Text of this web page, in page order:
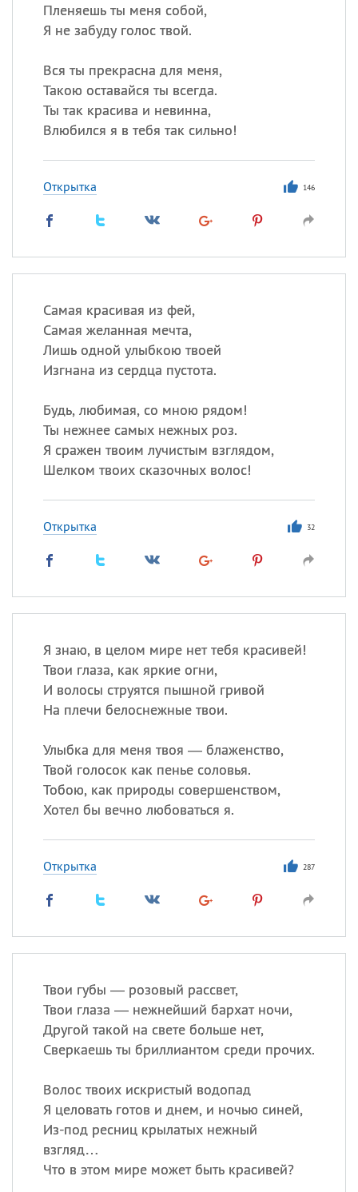
Пленяешь ты меня собой,
Я не забуду голос твой.
Вся ты прекрасна для меня,
Такою оставайся ты всегда.
Ты так красива и невинна,
Влюбился я в тебя так сильно!
Открытка 146
Самая красивая из фей,
Самая желанная мечта,
Лишь одной улыбкою твоей
Изгнана из сердца пустота.
Будь, любимая, со мною рядом!
Ты нежнее самых нежных роз.
Я сражен твоим лучистым взглядом,
Шелком твоих сказочных волос!
Открытка 32
Я знаю, в целом мире нет тебя красивей!
Твои глаза, как яркие огни,
И волосы струятся пышной гривой
На плечи белоснежные твои.
Улыбка для меня твоя — блаженство,
Твой голосок как пенье соловья.
Тобою, как природы совершенством,
Хотел бы вечно любоваться я.
Открытка 287
Твои губы — розовый рассвет,
Твои глаза — нежнейший бархат ночи,
Другой такой на свете больше нет,
Сверкаешь ты бриллиантом среди прочих.
Волос твоих искристый водопад
Я целовать готов и днем, и ночью синей,
Из-под ресниц крылатых нежный
взгляд…
Что в этом мире может быть красивей?